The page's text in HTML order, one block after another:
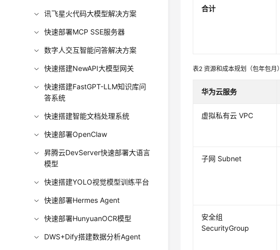
讯飞星火代码大模型解决方案
快速部署MCP SSE服务器
数字人交互智能问答解决方案
快速搭建NewAPI大模型网关
快速搭建FastGPT-LLM知识库问
答系统
快速搭建智能文档处理系统
快速部署OpenClaw
昇腾云DevServer快速部署大语言
模型
快速搭建YOLO视觉模型训练平台
快速部署Hermes Agent
快速部署HunyuanOCR模型
DWS+Dify搭建数据分析Agent
合计
表2资源和成本规划（包年包月）
华为云服务
虚拟私有云 VPC
子网 Subnet
安全组
SecurityGroup